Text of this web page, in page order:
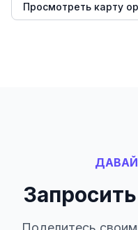
Просмотреть карту